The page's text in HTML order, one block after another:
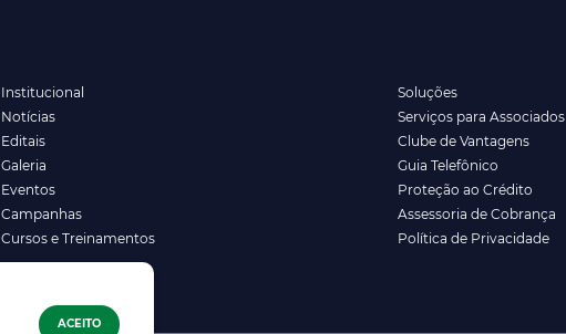
ACEITO
Institucional
Notícias
Editais
Galeria
Eventos
Campanhas
Cursos e Treinamentos
Soluções
Serviços para Associados
Clube de Vantagens
Guia Telefônico
Proteção ao Crédito
Assessoria de Cobrança
Política de Privacidade